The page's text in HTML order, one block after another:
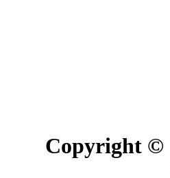
Copyright ©